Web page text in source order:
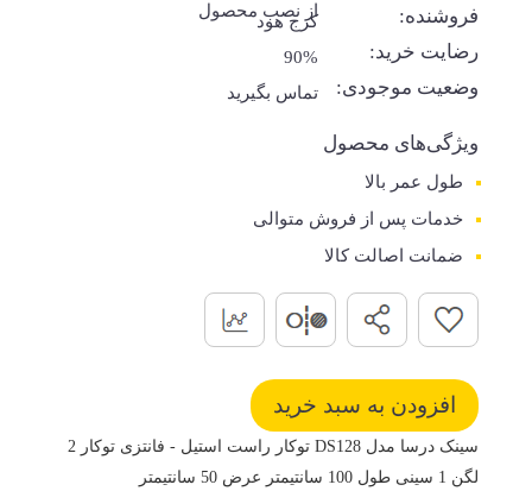
از نصب محصول
فروشنده: کرج هود
رضایت خرید: 90%
وضعیت موجودی: تماس بگیرید
ویژگی‌های محصول
طول عمر بالا
خدمات پس از فروش متوالی
ضمانت اصالت کالا
سینک درسا مدل DS128 توکار راست استیل - فانتزی توکار 2
لگن 1 سینی طول 100 سانتیمتر عرض 50 سانتیمتر